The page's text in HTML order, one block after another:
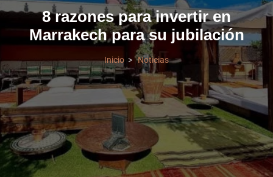
8 razones para invertir en
Marrakech para su jubilación
Inicio Noticias